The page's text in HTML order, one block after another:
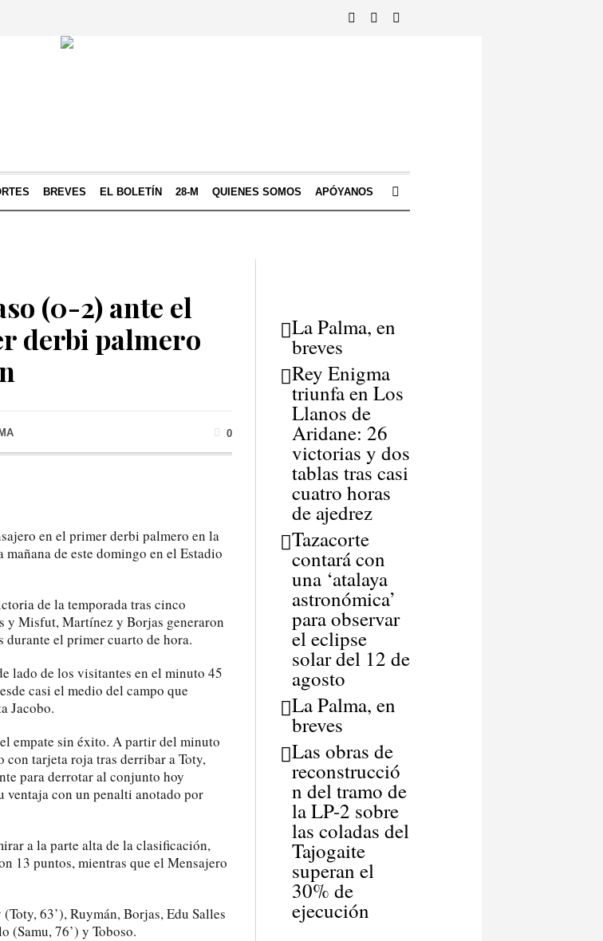
BREVES EL BOLETÍN 28-M QUIENES SOMOS APÓYANOS
(0-2) ante el
derbi palmero
0
en el primer derbi palmero en la
de este domingo en el Estadio
de la temporada tras cinco
y Misfut, Martínez y Borjas generaron
el primer cuarto de hora.
lado de los visitantes en el minuto 45
casi el medio del campo que
Jacobo.
empate sin éxito. A partir del minuto
con tarjeta roja tras derribar a Toty,
para derrotar al conjunto hoy
ventaja con un penalti anotado por
a la parte alta de la clasificación,
13 puntos, mientras que el Mensajero
63’), Ruymán, Borjas, Edu Salles
76’) y Toboso.
La Palma, en
breves
Rey Enigma
triunfa en Los
Llanos de
Aridane: 26
victorias y dos
tablas tras casi
cuatro horas
de ajedrez
Tazacorte
contará con
una ‘atalaya
astronómica’
para observar
el eclipse
solar del 12 de
agosto
La Palma, en
breves
Las obras de
reconstrucció
n del tramo de
la LP-2 sobre
las coladas del
Tajogaite
superan el
30% de
ejecución